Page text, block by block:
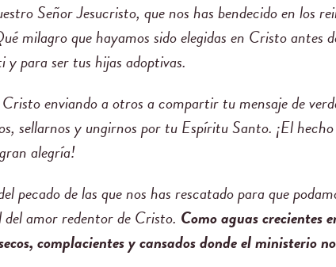
Señor Jesucristo, que nos has bendecido en los
milagro que hayamos sido elegidas en Cristo antes
para ser tus hijas adoptivas.
enviando a otros a compartir tu mensaje de
sellarnos y ungirnos por tu Espíritu Santo. ¡El
alegría!
pecado de las que nos has rescatado para que
amor redentor de Cristo. Como aguas crecientes
complacientes y cansados donde el ministerio